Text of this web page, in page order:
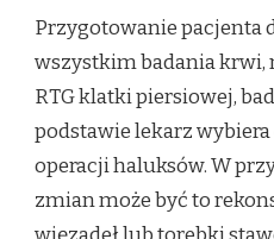
Przygotowanie pacjenta
wszystkim badania krwi,
RTG klatki piersiowej,
podstawie lekarz
operacji haluksów. W
zmian może być to